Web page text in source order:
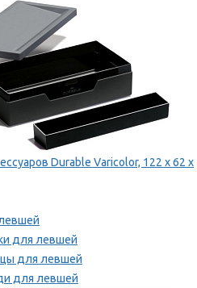
Durable Varicolor, 122 x 62 x
для левшей
для левшей
для левшей